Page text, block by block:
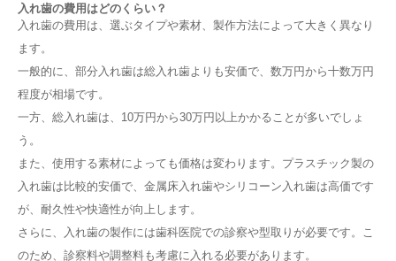
入れ歯の費用はどのくらい？
入れ歯の費用は、選ぶタイプや素材、製作方法によって大きく異なり
ます。
一般的に、部分入れ歯は総入れ歯よりも安価で、数万円から十数万円
程度が相場です。
一方、総入れ歯は、10万円から30万円以上かかることが多いでしょ
う。
また、使用する素材によっても価格は変わります。プラスチック製の
入れ歯は比較的安価で、金属床入れ歯やシリコーン入れ歯は高価です
が、耐久性や快適性が向上します。
さらに、入れ歯の製作には歯科医院での診察や型取りが必要です。こ
のため、診察料や調整料も考慮に入れる必要があります。